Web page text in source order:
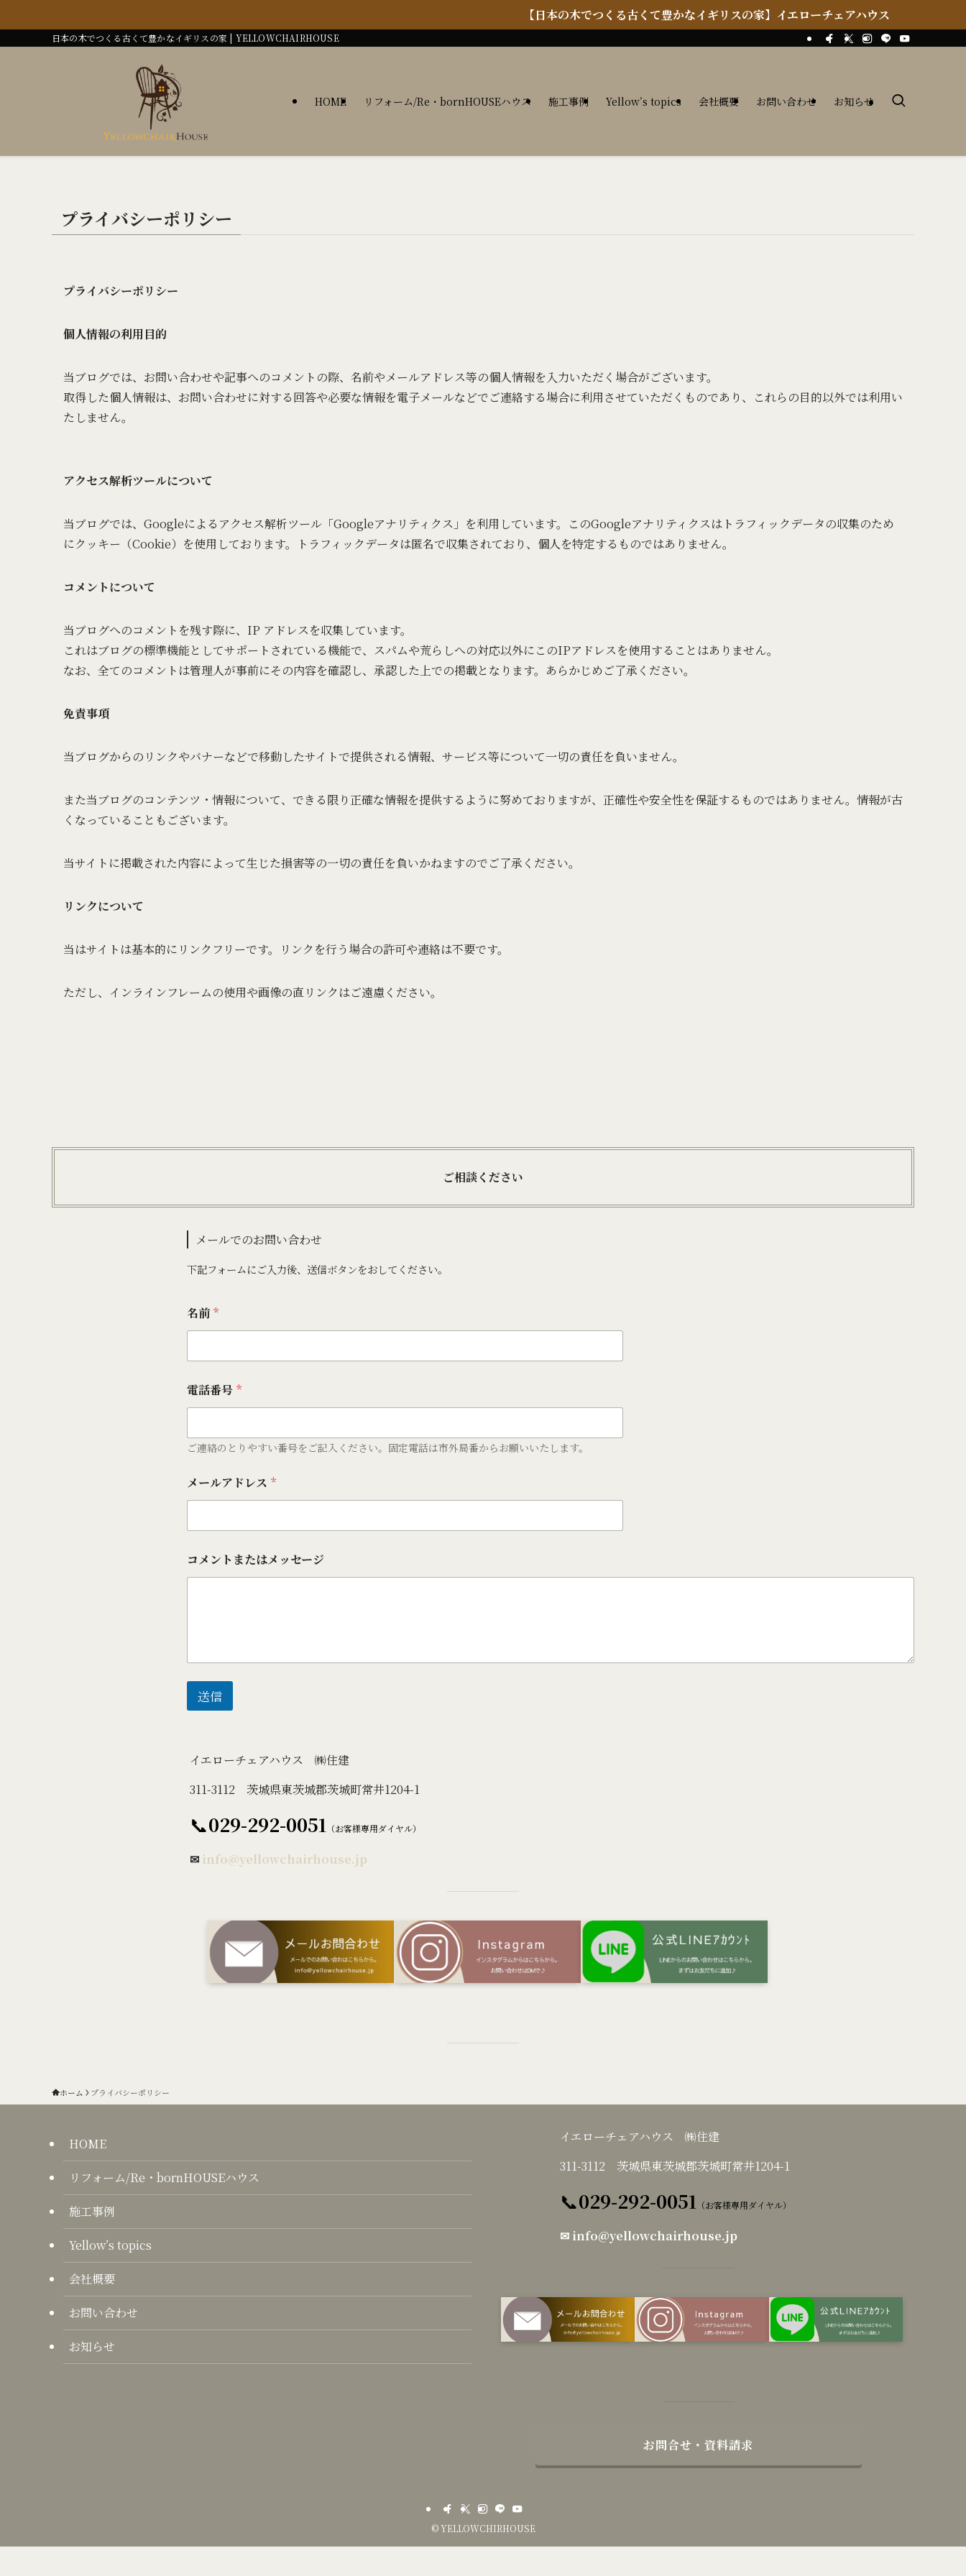
【日本の木でつくる古くて豊かなイギリスの家】イエローチェアハウス
日本の木でつくる古くて豊かなイギリスの家 | YELLOWCHAIRHOUSE
HOME リフォーム/Re・bornHOUSEハウス 施工事例 Yellow’s topics 会社概要 お問い合わせ お知らせ
プライバシーポリシー
プライバシーポリシー
個人情報の利用目的
当ブログでは、お問い合わせや記事へのコメントの際、名前やメールアドレス等の個人情報を入力いただく場合がございます。
取得した個人情報は、お問い合わせに対する回答や必要な情報を電子メールなどでご連絡する場合に利用させていただくものであり、これらの目的以外では利用い
たしません。
アクセス解析ツールについて
当ブログでは、Googleによるアクセス解析ツール「Googleアナリティクス」を利用しています。このGoogleアナリティクスはトラフィックデータの収集のため
にクッキー（Cookie）を使用しております。トラフィックデータは匿名で収集されており、個人を特定するものではありません。
コメントについて
当ブログへのコメントを残す際に、IP アドレスを収集しています。
これはブログの標準機能としてサポートされている機能で、スパムや荒らしへの対応以外にこのIPアドレスを使用することはありません。
なお、全てのコメントは管理人が事前にその内容を確認し、承認した上での掲載となります。あらかじめご了承ください。
免責事項
当ブログからのリンクやバナーなどで移動したサイトで提供される情報、サービス等について一切の責任を負いません。
また当ブログのコンテンツ・情報について、できる限り正確な情報を提供するように努めておりますが、正確性や安全性を保証するものではありません。情報が古
くなっていることもございます。
当サイトに掲載された内容によって生じた損害等の一切の責任を負いかねますのでご了承ください。
リンクについて
当はサイトは基本的にリンクフリーです。リンクを行う場合の許可や連絡は不要です。
ただし、インラインフレームの使用や画像の直リンクはご遠慮ください。
ご相談ください
メールでのお問い合わせ
下記フォームにご入力後、送信ボタンをおしてください。
名前 *
電話番号 *
ご連絡のとりやすい番号をご記入ください。固定電話は市外局番からお願いいたします。
メールアドレス *
コメントまたはメッセージ
送信
イエローチェアハウス ㈱住建
311-3112 茨城県東茨城郡茨城町常井1204-1
📞029-292-0051 （お客様専用ダイヤル）
✉ info@yellowchairhouse.jp
ホーム プライバシーポリシー
HOME
リフォーム/Re・bornHOUSEハウス
施工事例
Yellow’s topics
会社概要
お問い合わせ
お知らせ
イエローチェアハウス ㈱住建
311-3112 茨城県東茨城郡茨城町常井1204-1
📞029-292-0051 （お客様専用ダイヤル）
✉ info@yellowchairhouse.jp
お問合せ・資料請求
©YELLOWCHIRHOUSE